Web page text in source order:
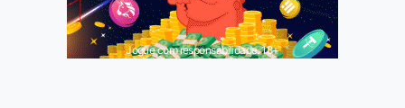
Jogue com responsabilidade. 18+